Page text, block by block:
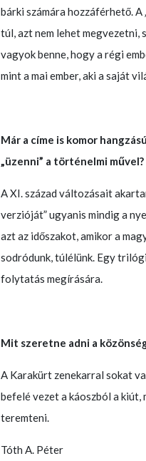
bárki számára hozzáférhető.
túl, azt nem lehet
vagyok benne, hogy a régi
mint a mai ember, aki a saját
Már a címe is komor
„üzenni” a történelmi művel?
A XI. század változásait
verzióját” ugyanis mindig a
azt az időszakot, amikor a
sodródunk, túlélünk. Egy
folytatás megírására.
Mit szeretne adni a
A Karakürt zenekarral sokat
befelé vezet a káoszból a kiút,
teremteni.
Tóth A. Péter